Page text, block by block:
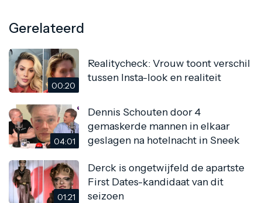
Gerelateerd
00:20
Realitycheck: Vrouw toont verschil
tussen Insta-look en realiteit
04:01
Dennis Schouten door 4
gemaskerde mannen in elkaar
geslagen na hotelnacht in Sneek
01:21
Derck is ongetwijfeld de apartste
First Dates-kandidaat van dit
seizoen